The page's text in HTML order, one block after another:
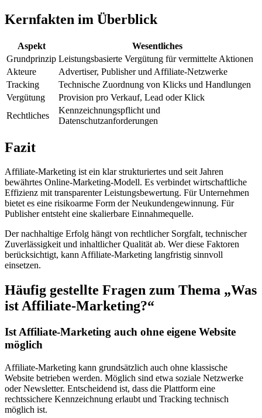
Kernfakten im Überblick
Aspekt
Wesentliches
Grundprinzip Leistungsbasierte Vergütung für vermittelte Aktionen
Akteure
Advertiser, Publisher und Affiliate-Netzwerke
Tracking
Technische Zuordnung von Klicks und Handlungen
Vergütung
Provision pro Verkauf, Lead oder Klick
Rechtliches
Kennzeichnungspflicht und
Datenschutzanforderungen
Fazit
Affiliate-Marketing ist ein klar strukturiertes und seit Jahren
bewährtes Online-Marketing-Modell. Es verbindet wirtschaftliche
Effizienz mit transparenter Leistungsbewertung. Für Unternehmen
bietet es eine risikoarme Form der Neukundengewinnung. Für
Publisher entsteht eine skalierbare Einnahmequelle.
Der nachhaltige Erfolg hängt von rechtlicher Sorgfalt, technischer
Zuverlässigkeit und inhaltlicher Qualität ab. Wer diese Faktoren
berücksichtigt, kann Affiliate-Marketing langfristig sinnvoll
einsetzen.
Häufig gestellte Fragen zum Thema „Was
ist Affiliate-Marketing?“
Ist Affiliate-Marketing auch ohne eigene Website
möglich
Affiliate-Marketing kann grundsätzlich auch ohne klassische
Website betrieben werden. Möglich sind etwa soziale Netzwerke
oder Newsletter. Entscheidend ist, dass die Plattform eine
rechtssichere Kennzeichnung erlaubt und Tracking technisch
möglich ist.